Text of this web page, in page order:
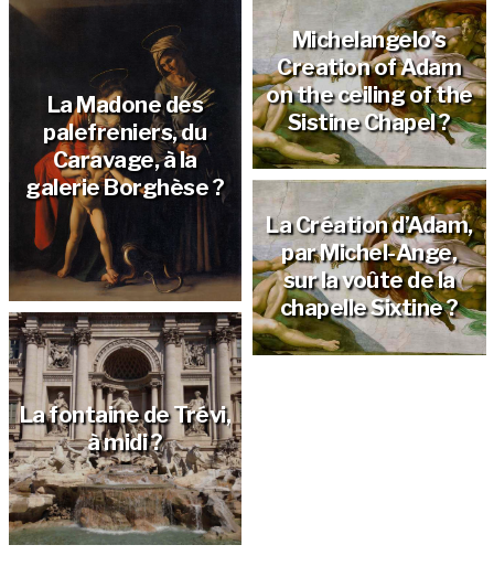
La Madone des
palefreniers, du
Caravage, à la
galerie Borghèse ?
Michelangelo’s
Creation of Adam
on the ceiling of the
Sistine Chapel ?
La Création d’Adam,
par Michel-Ange,
sur la voûte de la
chapelle Sixtine ?
La fontaine de Trévi,
à midi ?